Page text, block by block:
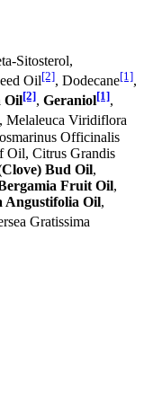
Sitosterol,
Oil[2], Dodecane[1],
Oil[2], Geraniol[1],
, Melaleuca Viridiflora
Officinalis
Oil, Citrus Grandis
Bud Oil,
Fruit Oil,
Angustifolia Oil,
Gratissima